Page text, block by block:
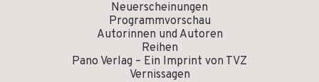
Neuerscheinungen
Programmvorschau
Autorinnen und Autoren
Reihen
Pano Verlag – Ein Imprint von TVZ
Vernissagen